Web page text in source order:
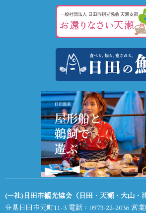
(一社)日田市観光協会（日田・天瀬・大山・
分県日田市元町11-3 電話： 0973-22-2036 営